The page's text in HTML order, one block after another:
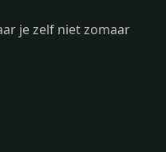
je zelf niet zomaar